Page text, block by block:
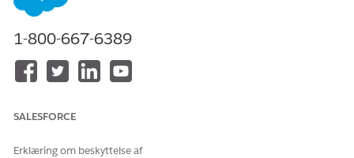
Omsætningsstyring
at administrere kontrakter. Disse funktioner sikrer
datodetaljer fra kildeanførselstegn eller bestillinger.
1-800-667-6389
SALESFORCE
Erklæring om beskyttelse af